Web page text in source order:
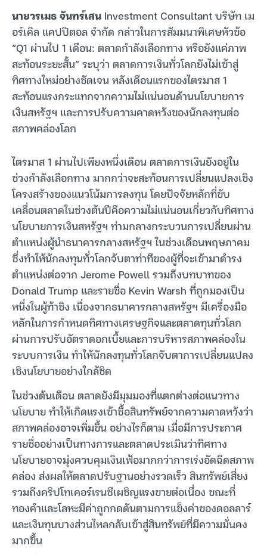
นายวรเมธ จันทร์เสน Investment Consultant บริษัท เม
อร์เคิล แคปปิตอล จำกัด กล่าวในการสัมมนาพิเศษหัวข้อ
“Q1 ผ่านไป 1 เดือน: ตลาดกำลังเลือกทาง หรือยังแค่ภาพ
สะท้อนระยะสั้น” ระบุว่า ตลาดการเงินทั่วโลกยังไม่เข้าสู่
ทิศทางใหม่อย่างชัดเจน หลังเดือนแรกของไตรมาส 1
สะท้อนแรงกระแทกจากความไม่แน่นอนด้านนโยบายการ
เงินสหรัฐฯ และการปรับความคาดหวังของนักลงทุนต่อ
สภาพคล่องโลก
ไตรมาส 1 ผ่านไปเพียงหนึ่งเดือน ตลาดการเงินยังอยู่ใน
ช่วงกำลังเลือกทาง มากกว่าจะสะท้อนการเปลี่ยนแปลงเชิง
โครงสร้างของแนวโน้มการลงทุน โดยปัจจัยหลักที่ขับ
เคลื่อนตลาดในช่วงต้นปีคือความไม่แน่นอนเกี่ยวกับทิศทาง
นโยบายการเงินสหรัฐฯ ท่ามกลางกระบวนการเปลี่ยนผ่าน
ตำแหน่งผู้นำธนาคารกลางสหรัฐฯ ในช่วงเดือนพฤษภาคม
ซึ่งทำให้นักลงทุนทั่วโลกจับตาท่าทีของผู้ที่จะเข้ามาดำรง
ตำแหน่งต่อจาก Jerome Powell รวมถึงบทบาทของ
Donald Trump และรายชื่อ Kevin Warsh ที่ถูกมองเป็น
หนึ่งในผู้ท้าชิง เนื่องจากธนาคารกลางสหรัฐฯ มีเครื่องมือ
หลักในการกำหนดทิศทางเศรษฐกิจและตลาดทุนทั่วโลก
ผ่านการปรับอัตราดอกเบี้ยและการบริหารสภาพคล่องใน
ระบบการเงิน ทำให้นักลงทุนทั่วโลกจับตาการเปลี่ยนแปลง
เชิงนโยบายอย่างใกล้ชิด
ในช่วงต้นเดือน ตลาดยังมีมุมมองที่แตกต่างต่อแนวทาง
นโยบาย ทำให้เกิดแรงเข้าซื้อสินทรัพย์จากความคาดหวังว่า
สภาพคล่องอาจเพิ่มขึ้น อย่างไรก็ตาม เมื่อมีการประกาศ
รายชื่ออย่างเป็นทางการและตลาดประเมินว่าทิศทาง
นโยบายอาจมุ่งควบคุมเงินเฟ้อมากกว่าการเร่งอัดฉีดสภาพ
คล่อง ส่งผลให้ตลาดปรับฐานอย่างรวดเร็ว สินทรัพย์เสี่ยง
รวมถึงคริปโทเคอร์เรนซีเผชิญแรงขายต่อเนื่อง ขณะที่
ทองคำและโลหะมีค่าถูกกดดันตามการแข็งค่าของดอลลาร์
และเงินทุนบางส่วนไหลกลับเข้าสู่สินทรัพย์ที่มีความมั่นคง
มากขึ้น